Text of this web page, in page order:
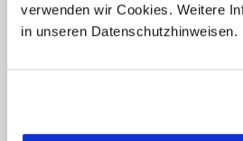
verwenden wir Cookies. Weitere
in unseren Datenschutzhinweisen.
Agenturen oder
lokalen Partnern.